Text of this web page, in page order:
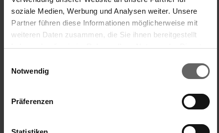
soziale Medien, Werbung und Analysen weiter. Unsere
Partner führen diese Informationen möglicherweise mit
weiteren Daten zusammen, die Sie ihnen bereitgestellt
haben oder die sie im Rahmen Ihrer Nutzung der Dienste
Cookies, wenn Sie unsere Webseite weiterhin nutzen.
Notwendig
Präferenzen
Avis Produit Questions
Sconsigliato